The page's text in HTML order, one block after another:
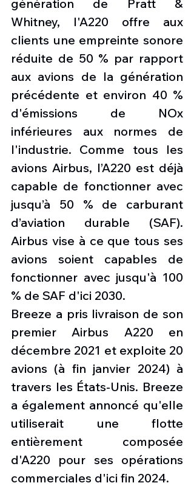
génération de Pratt &
Whitney, l'A220 offre aux
clients une empreinte sonore
réduite de 50 % par rapport
aux avions de la génération
précédente et environ 40 %
d'émissions de NOx
inférieures aux normes de
l'industrie. Comme tous les
avions Airbus, l’A220 est déjà
capable de fonctionner avec
jusqu’à 50 % de carburant
d’aviation durable (SAF).
Airbus vise à ce que tous ses
avions soient capables de
fonctionner avec jusqu'à 100
% de SAF d'ici 2030.
Breeze a pris livraison de son
premier Airbus A220 en
décembre 2021 et exploite 20
avions (à fin janvier 2024) à
travers les États-Unis. Breeze
a également annoncé qu'elle
utiliserait une flotte
entièrement composée
d'A220 pour ses opérations
commerciales d'ici fin 2024.